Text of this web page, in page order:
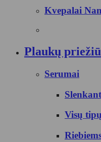
Kvepalai
Plaukų
Serumai
Visų